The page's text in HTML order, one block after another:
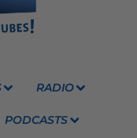
RADIO
PODCASTS